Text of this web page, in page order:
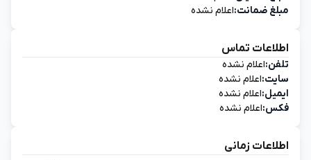
مبلغ ضمانت:اعلام نشده
اطلاعات تماس
تلفن:اعلام نشده
سایت:اعلام نشده
ایمیل:اعلام نشده
فکس:اعلام نشده
اطلاعات زمانی